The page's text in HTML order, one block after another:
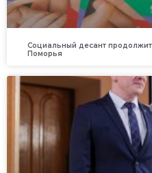
Социальный десант
Поморья